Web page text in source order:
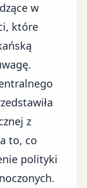
w
które
z
to, co
polityki